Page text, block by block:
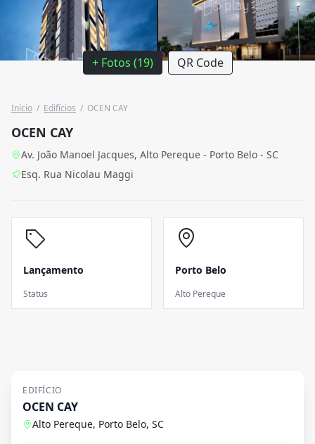
+ Fotos (19) QR Code
Início / Edifícios / OCEN CAY
OCEN CAY
Av. João Manoel Jacques, Alto Pereque - Porto Belo - SC
Esq. Rua Nicolau Maggi
Lançamento
Status
Porto Belo
Alto Pereque
EDIFÍCIO
OCEN CAY
Alto Pereque, Porto Belo, SC